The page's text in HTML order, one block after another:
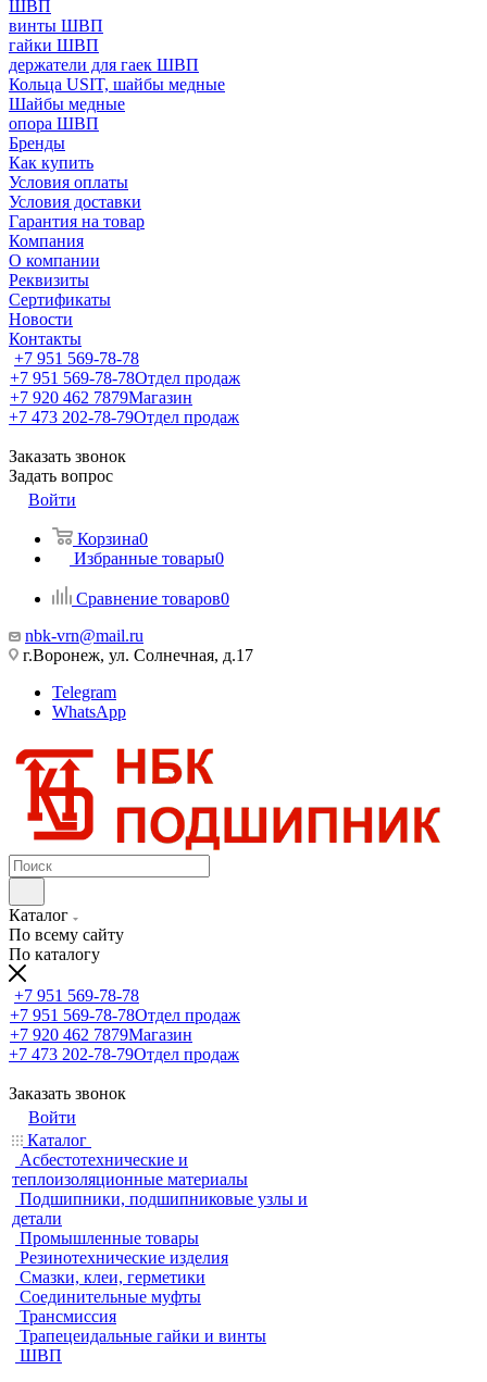
ШВП
винты ШВП
гайки ШВП
держатели для гаек ШВП
Кольца USIT, шайбы медные
Шайбы медные
опора ШВП
Бренды
Как купить
Условия оплаты
Условия доставки
Гарантия на товар
Компания
О компании
Реквизиты
Сертификаты
Новости
Контакты
+7 951 569-78-78
+7 951 569-78-78Отдел продаж
+7 920 462 7879Магазин
+7 473 202-78-79Отдел продаж
Заказать звонок
Задать вопрос
Войти
Корзина0
Избранные товары0
Сравнение товаров0
nbk-vrn@mail.ru
г.Воронеж, ул. Солнечная, д.17
Telegram
WhatsApp
Каталог
По всему сайту
По каталогу
+7 951 569-78-78
+7 951 569-78-78Отдел продаж
+7 920 462 7879Магазин
+7 473 202-78-79Отдел продаж
Заказать звонок
Войти
Каталог
Асбестотехнические и
теплоизоляционные материалы
Подшипники, подшипниковые узлы и
детали
Промышленные товары
Резинотехнические изделия
Смазки, клеи, герметики
Соединительные муфты
Трансмиссия
Трапецеидальные гайки и винты
ШВП